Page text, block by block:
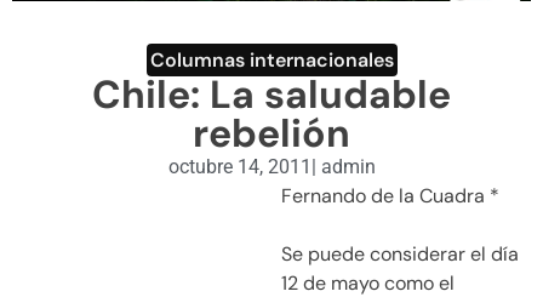
ENGLISH SECTION
VIDEOS
Columnas internacionales
Chile: La saludable
rebelión
octubre 14, 2011 | admin
Fernando de la Cuadra *
Se puede considerar el día
12 de mayo como el